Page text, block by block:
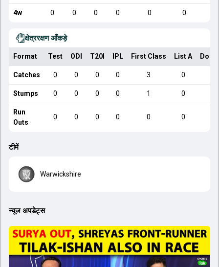
4w 0 0 0 0 0 0
क्षेत्ररक्षण आँकड़े
Format Test ODI T20I IPL First Class List A
Catches 0 0 0 0 3 0
Stumps 0 0 0 0 1 0
Run
Outs
0 0 0 0 0 0
टीमें
Warwickshire
न्यूज अपडेट्स